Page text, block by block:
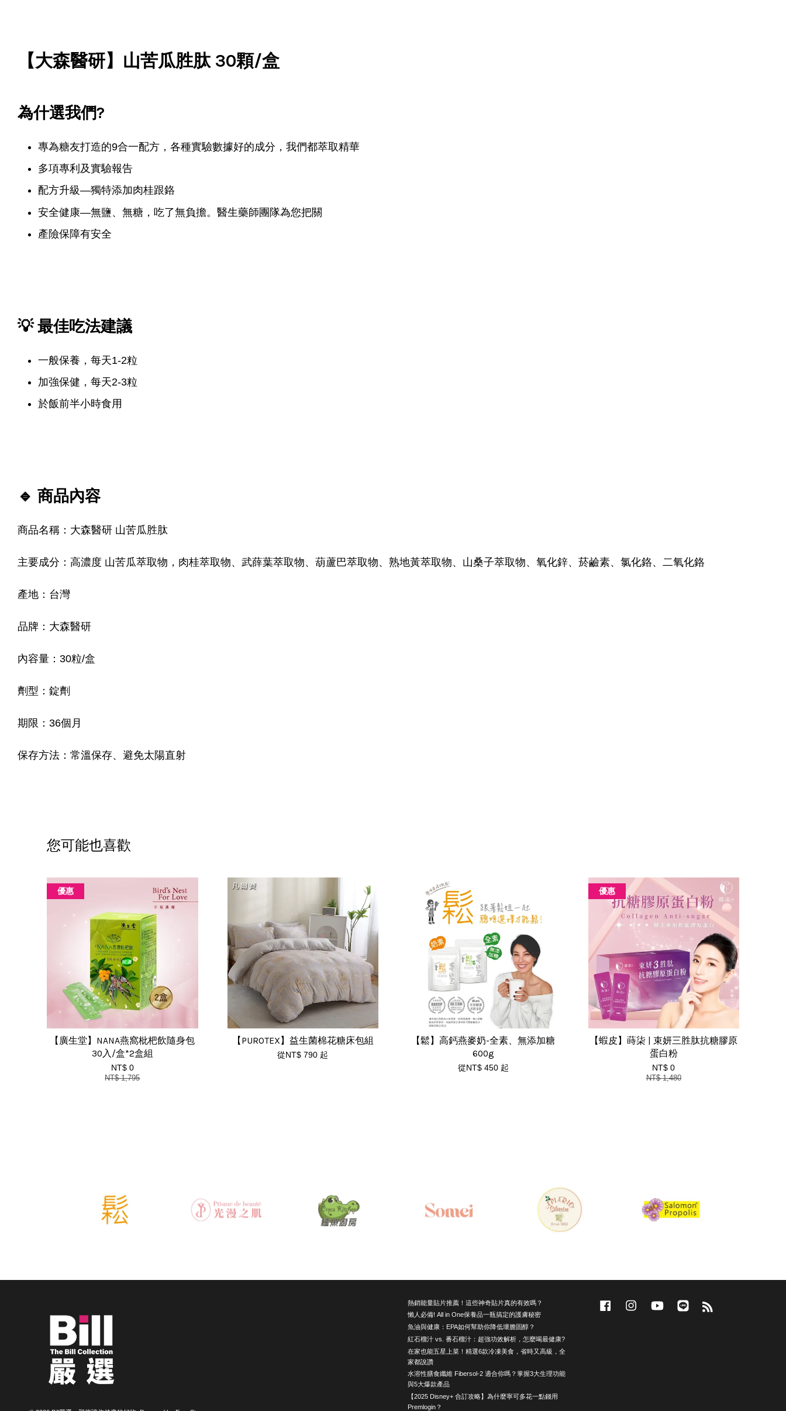
【大森醫研】山苦瓜胜肽 30顆/盒
為什選我們?
專為糖友打造的9合一配方，各種實驗數據好的成分，我們都萃取精華
多項專利及實驗報告
配方升級—獨特添加肉桂跟鉻
安全健康—無鹽、無糖，吃了無負擔。醫生藥師團隊為您把關
產險保障有安全
💡 最佳吃法建議
一般保養，每天1-2粒
加強保健，每天2-3粒
於飯前半小時食用
🔹 商品內容
商品名稱：大森醫研 山苦瓜胜肽
主要成分：高濃度 山苦瓜萃取物，肉桂萃取物、武薛葉萃取物、葫蘆巴萃取物、熟地黃萃取物、山桑子萃取物、氧化鋅、菸鹼素、氯化鉻、二氧化鉻
產地：台灣
品牌：大森醫研
內容量：30粒/盒
劑型：錠劑
期限：36個月
保存方法：常溫保存、避免太陽直射
您可能也喜歡
優惠
【廣生堂】NANA燕窩枇杷飲隨身包
30入/盒*2盒組
NT$ 0
NT$ 1,795
【PUROTEX】益生菌棉花糖床包組
從NT$ 790 起
【鬆】高鈣燕麥奶-全素、無添加糖
600g
從NT$ 450 起
優惠
【蝦皮】蒔柒 | 束妍三胜肽抗糖膠原
蛋白粉
NT$ 0
NT$ 1,480
熱銷能量貼片推薦！這些神奇貼片真的有效嗎？
懶人必備! All in One保養品一瓶搞定的護膚秘密
魚油與健康：EPA如何幫助你降低壞膽固醇？
紅石榴汁 vs. 番石榴汁：超強功效解析，怎麼喝最健康?
在家也能五星上菜！精選6款冷凍美食，省時又高級，全
家都說讚
水溶性膳食纖維 Fibersol-2 適合你嗎？掌握3大生理功能
與5大爆款產品
【2025 Disney+ 合訂攻略】為什麼寧可多花一點錢用
Premlogin？
Facebook Instagram YouTube Line